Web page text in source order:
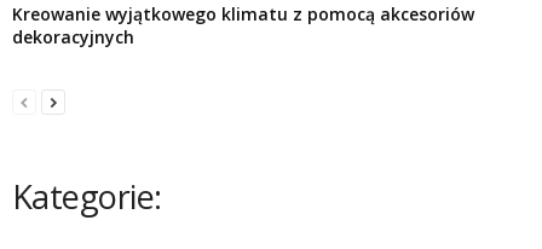
Kreowanie wyjątkowego klimatu z pomocą akcesoriów
dekoracyjnych
Kategorie: